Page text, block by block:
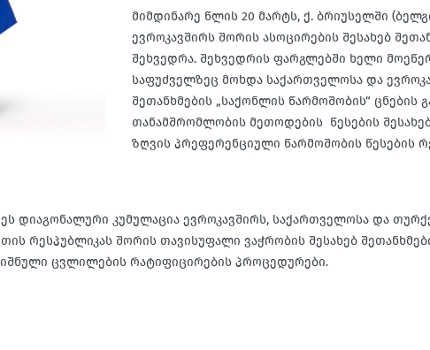
მიმდინარე წლის 20 მარტს, ქ. ბრიუსელში
ევროკავშირს შორის ასოცირების შესახებ
შეხვედრა. შეხვედრის ფარგლებში ხელი
საფუძველზეც მოხდა საქართველოსა და
შეთანხმების „საქონლის წარმოშობის“ ცნების
თანამშრომლობის მეთოდების წესების
ზღვის პრეფერენციული წარმოშობის წესების
დიაგონალური კუმულაცია ევროკავშირს, საქართველოსა და
რესპუბლიკას შორის თავისუფალი ვაჭრობის შესახებ
ცვლილების რატიფიცირების პროცედურები.